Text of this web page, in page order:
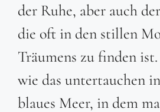
der Ruhe, aber auch
die oft in den stillen
Träumens zu finden
wie das untertauchen
blaues Meer, in dem